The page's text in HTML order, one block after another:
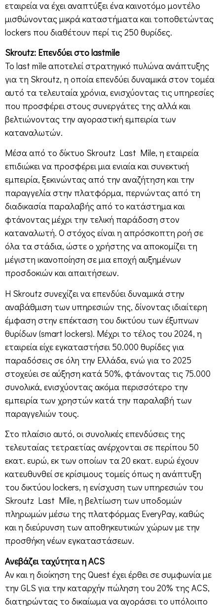
εταιρεία να έχει αναπτύξει ένα καινοτόμο μοντέλο
μισθώνοντας μικρά καταστήματα και τοποθετώντας
lockers που διαθέτουν περί τις 250 θυρίδες.
Skroutz: Επενδύει στο lastmile
Το last mile αποτελεί στρατηγικό πυλώνα ανάπτυξης
για τη Skroutz, η οποία επενδύει δυναμικά στον τομέα
αυτό τα τελευταία χρόνια, ενισχύοντας τις υπηρεσίες
που προσφέρει στους συνεργάτες της αλλά και
βελτιώνοντας την αγοραστική εμπειρία των
καταναλωτών.
Μέσα από το δίκτυο Skroutz Last Mile, η εταιρεία
επιδιώκει να προσφέρει μια ενιαία και συνεκτική
εμπειρία, ξεκινώντας από την αναζήτηση και την
παραγγελία στην πλατφόρμα, περνώντας από τη
διαδικασία παραλαβής από το κατάστημα και
φτάνοντας μέχρι την τελική παράδοση στον
καταναλωτή. Ο στόχος είναι η απρόσκοπτη ροή σε
όλα τα στάδια, ώστε ο χρήστης να αποκομίζει τη
μέγιστη ικανοποίηση σε μια εποχή αυξημένων
προσδοκιών και απαιτήσεων.
Η Skroutz συνεχίζει να επενδύει δυναμικά στην
αναβάθμιση των υπηρεσιών της, δίνοντας ιδιαίτερη
έμφαση στην επέκταση του δικτύου των έξυπνων
θυρίδων (smart lockers). Μέχρι το τέλος του 2024, η
εταιρεία είχε εγκαταστήσει 50.000 θυρίδες για
παραδόσεις σε όλη την Ελλάδα, ενώ για το 2025
στοχεύει σε αύξηση κατά 50%, φτάνοντας τις 75.000
συνολικά, ενισχύοντας ακόμα περισσότερο την
εμπειρία των χρηστών κατά την παραλαβή των
παραγγελιών τους.
Στο πλαίσιο αυτό, οι συνολικές επενδύσεις της
τελευταίας τετραετίας ανέρχονται σε περίπου 50
εκατ. ευρώ, εκ των οποίων τα 20 εκατ. ευρώ έχουν
κατευθυνθεί σε κρίσιμους τομείς όπως η ανάπτυξη
του δικτύου lockers, η ενίσχυση των υπηρεσιών του
Skroutz Last Mile, η βελτίωση των υποδομών
πληρωμών μέσω της πλατφόρμας EveryPay, καθώς
και η διεύρυνση των αποθηκευτικών χώρων με την
προσθήκη νέων εγκαταστάσεων.
Ανεβάζει ταχύτητα η ACS
Αν και η διοίκηση της Quest έχει έρθει σε συμφωνία με
την GLS για την καταρχήν πώληση του 20% της ACS,
διατηρώντας το δικαίωμα να αγοράσει το υπόλοιπο